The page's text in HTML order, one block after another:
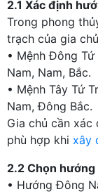
2.1 Xác định
Trong phong
trạch của gia
• Mệnh Đông
Nam, Nam, Bắc.
• Mệnh Tây Tứ
Nam, Đông Bắc.
Gia chủ cần xác
phù hợp khi xây
2.2 Chọn
• Hướng Đông